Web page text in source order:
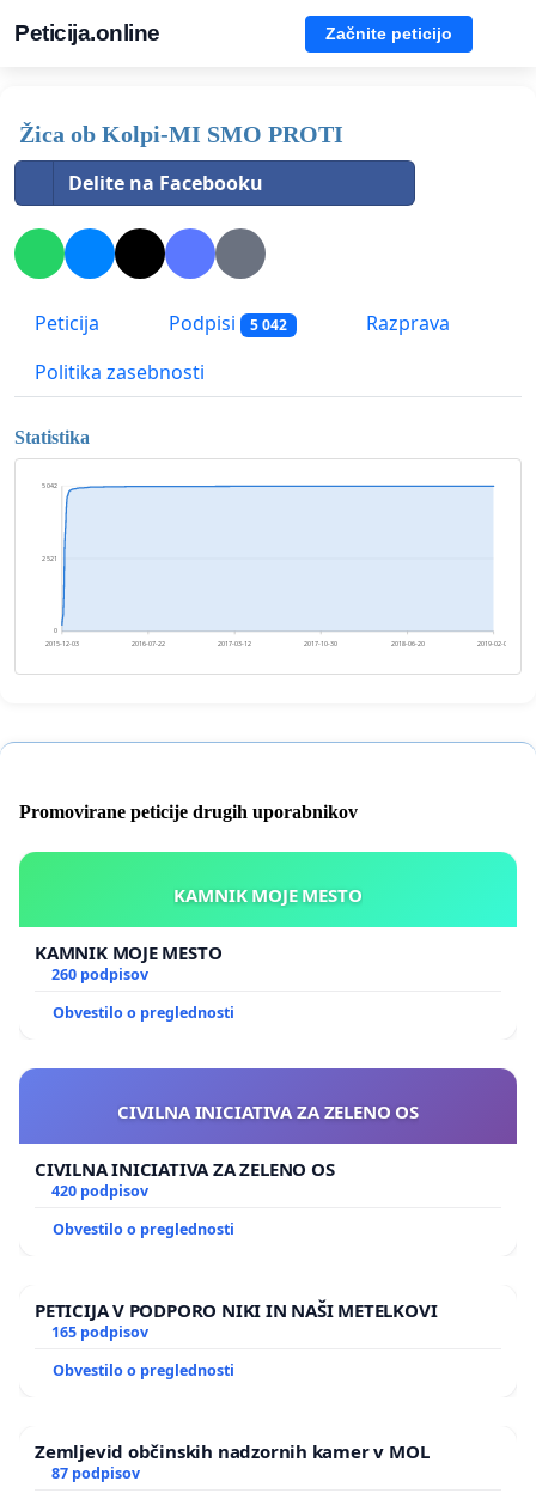
Peticija.online Začnite peticijo
Žica ob Kolpi-MI SMO PROTI
Delite na Facebooku
Peticija Podpisi 5 042
Razprava
Politika zasebnosti
Statistika
0
2 521
5 042
2015-12-03 2016-07-22 2017-03-12 2017-10-30 2018-06-20 2019-02-07
Promovirane peticije drugih uporabnikov
KAMNIK MOJE MESTO
KAMNIK MOJE MESTO
260 podpisov
Obvestilo o preglednosti
CIVILNA INICIATIVA ZA ZELENO OS
CIVILNA INICIATIVA ZA ZELENO OS
420 podpisov
Obvestilo o preglednosti
PETICIJA V PODPORO NIKI IN NAŠI METELKOVI
165 podpisov
Obvestilo o preglednosti
Zemljevid občinskih nadzornih kamer v MOL
87 podpisov